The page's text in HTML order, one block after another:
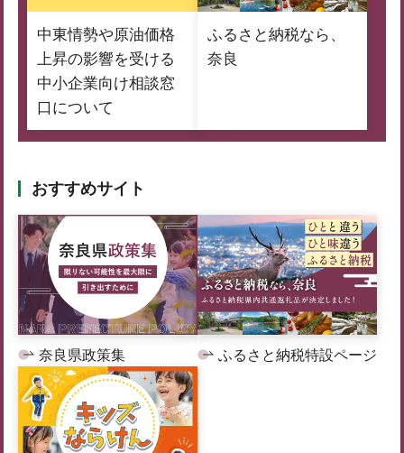
中東情勢や原油価格
上昇の影響を受ける
中小企業向け相談窓
口について
ふるさと納税なら、
奈良
おすすめサイト
奈良県政策集 ふるさと納税特設ページ